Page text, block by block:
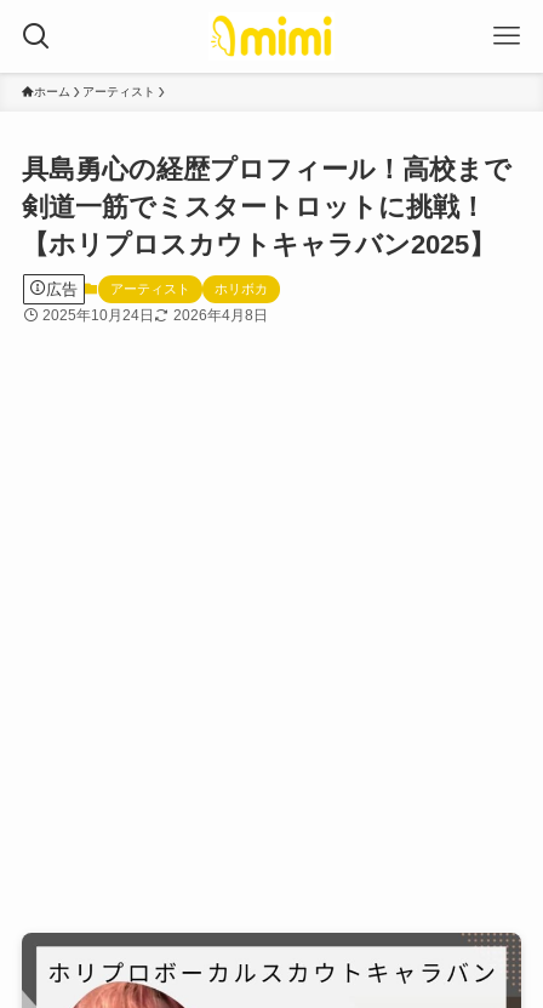
ホーム アーティスト
具島勇心の経歴プロフィール！高校まで
剣道一筋でミスタートロットに挑戦！
【ホリプロスカウトキャラバン2025】
広告 アーティスト ホリボカ
2025年10月24日 2026年4月8日